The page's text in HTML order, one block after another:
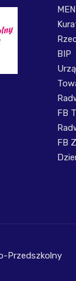
MEN
BIP
FB
FB
Przedszkolny